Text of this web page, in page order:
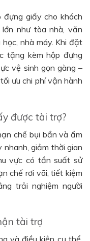
giấy cho khách
như tòa nhà, văn
nhà máy. Khi đặt
tặng kèm hộp đựng
vệ sinh gọn gàng –
ưu chi phí vận hành
được tài trợ?
chế bụi bẩn và ẩm
giảm thời gian
vực có tần suất sử
chế rơi vãi, tiết kiệm
trải nghiệm người
tài trợ
và điều kiện cụ thể,